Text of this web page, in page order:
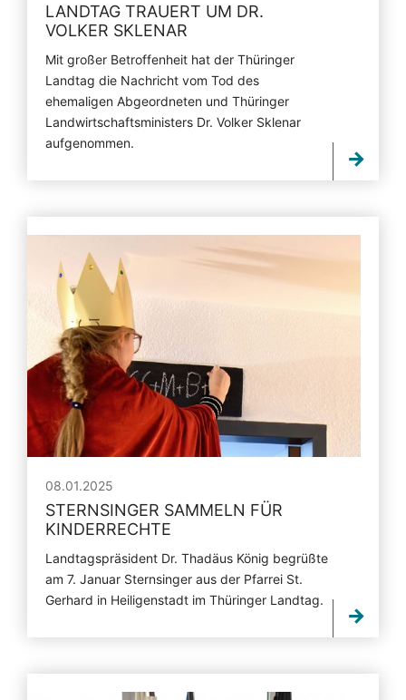
LANDTAG TRAUERT UM DR.
VOLKER SKLENAR
Mit großer Betroffenheit hat der Thüringer
Landtag die Nachricht vom Tod des
ehemaligen Abgeordneten und Thüringer
Landwirtschaftsministers Dr. Volker Sklenar
aufgenommen.
08.01.2025
STERNSINGER SAMMELN FÜR
KINDERRECHTE
Landtagspräsident Dr. Thadäus König begrüßte
am 7. Januar Sternsinger aus der Pfarrei St.
Gerhard in Heiligenstadt im Thüringer Landtag.